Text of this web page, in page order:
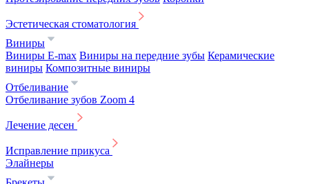
Эстетическая стоматология
Виниры
Виниры E-max Виниры на передние зубы Керамические
виниры Композитные виниры
Отбеливание
Отбеливание зубов Zoom 4
Лечение десен
Исправление прикуса
Элайнеры